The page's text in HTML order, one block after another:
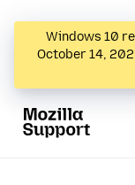
Windows 10
October 14,